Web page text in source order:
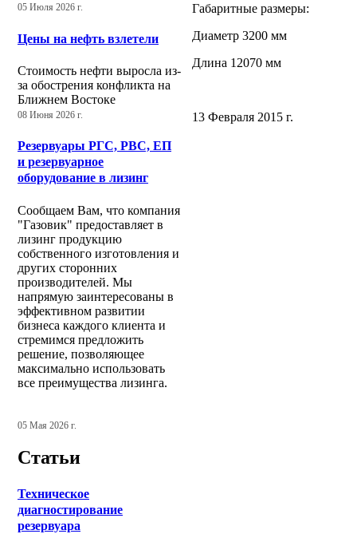
05 Июля 2026 г.
Цены на нефть взлетели
Стоимость нефти выросла из-
за обострения конфликта на
Ближнем Востоке
08 Июня 2026 г.
Резервуары РГС, РВС, ЕП
и резервуарное
оборудование в лизинг
Сообщаем Вам, что компания
"Газовик" предоставляет в
лизинг продукцию
собственного изготовления и
других сторонних
производителей. Мы
напрямую заинтересованы в
эффективном развитии
бизнеса каждого клиента и
стремимся предложить
решение, позволяющее
максимально использовать
все преимущества лизинга.
05 Мая 2026 г.
Статьи
Техническое
диагностирование
резервуара
Габаритные размеры:
Диаметр 3200 мм
Длина 12070 мм
13 Февраля 2015 г.